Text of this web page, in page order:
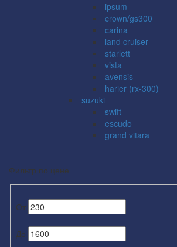
ipsum
crown/gs300
carina
land cruiser
starlett
vista
avensis
harier (rx-300)
suzuki
swift
escudo
grand vitara
Фильтр по цене
От
До